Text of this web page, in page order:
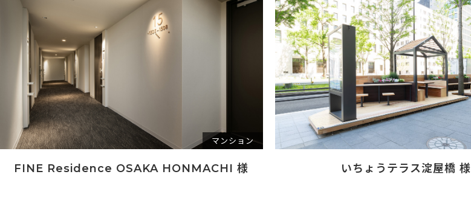
マンション
FINE Residence OSAKA HONMACHI 様 いちょうテラス淀屋橋 様